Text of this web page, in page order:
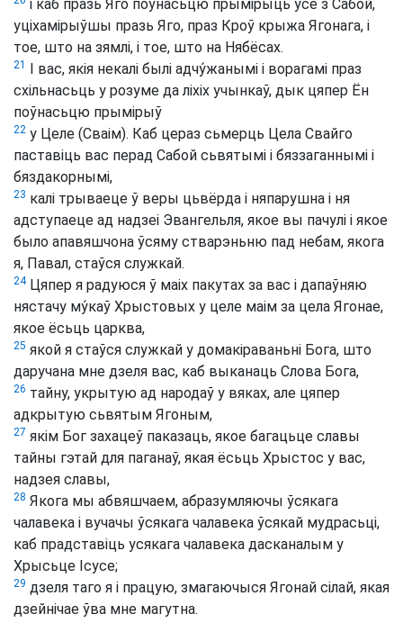
і каб празь Яго поўнасьцю прымірыць усё з Сабой,
уціхамірыўшы празь Яго, праз Кроў крыжа Ягонага, і
тое, што на зямлі, і тое, што на Нябёсах.
21
І вас, якія некалі былі адчу́жанымі і ворагамі праз
схільнасьць у розуме да ліхіх учынкаў, дык цяпер Ён
поўнасьцю прымірыў
22 у Целе (Сваім). Каб цераз сьмерць Цела Свайго
паставіць вас перад Сабой сьвятымі і бяззаганнымі і
бяздакорнымі,
23 калі трываеце ў веры цьвёрда і няпарушна і ня
адступаеце ад надзеі Эвангельля, якое вы пачулі і якое
было апавяшчона ўсяму стварэньню пад небам, якога
я, Павал, стаўся служкай.
24Цяпер я радуюся ў маіх пакутах за вас і дапаўняю
нястачу му́каў Хрыстовых у целе маім за цела Ягонае,
якое ёсьць царква,
25 якой я стаўся служкай у домакіраваньні Бога, што
даручана мне дзеля вас, каб выканаць Слова Бога,
26 тайну, укрытую ад народаў у вяках, але цяпер
адкрытую сьвятым Ягоным,
27 якім Бог захацеў паказаць, якое багацьце славы
тайны гэтай для паганаў, якая ёсьць Хрыстос у вас,
надзея славы,
28 Якога мы абвяшчаем, абразумляючы ўсякага
чалавека і вучачы ўсякага чалавека ўсякай мудрасьці,
каб прадставіць усякага чалавека дасканалым у
Хрысьце Ісусе;
29 дзеля таго я і працую, змагаючыся Ягонай сілай, якая
дзейнічае ўва мне магутна.